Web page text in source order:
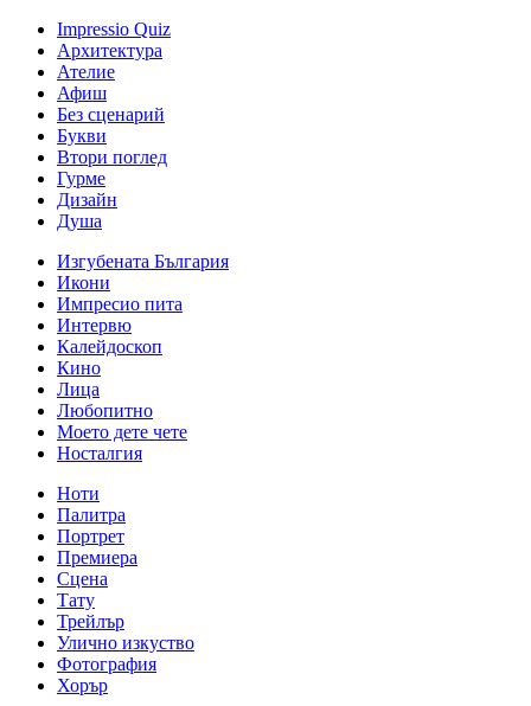
Impressio Quiz
Архитектура
Ателие
Афиш
Без сценарий
Букви
Втори поглед
Гурме
Дизайн
Душа
Изгубената България
Икони
Импресио пита
Интервю
Калейдоскоп
Кино
Лица
Любопитно
Моето дете чете
Носталгия
Ноти
Палитра
Портрет
Премиера
Сцена
Тату
Трейлър
Улично изкуство
Фотография
Хорър